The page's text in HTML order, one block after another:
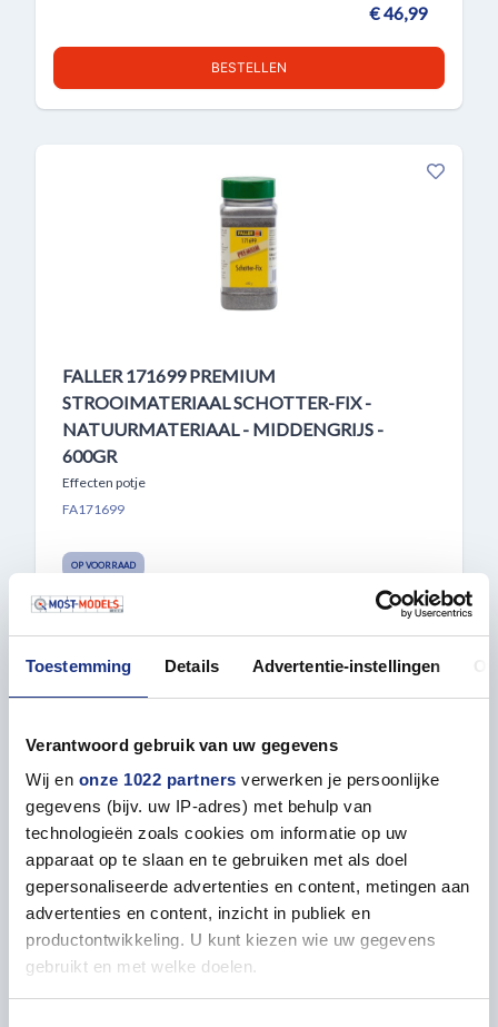
Toestemming Details Advertentie-instellingen
Verantwoord gebruik van uw gegevens
Wij en onze 1022 partners verwerken je persoonlijke
gegevens (bijv. uw IP-adres) met behulp van
technologieën zoals cookies om informatie op uw
apparaat op te slaan en te gebruiken met als doel
gepersonaliseerde advertenties en content, metingen aan
advertenties en content, inzicht in publiek en
productontwikkeling. U kunt kiezen wie uw gegevens
gebruikt en met welke doelen.
€ 46,99
BESTELLEN
FALLER 171699 PREMIUM
STROOIMATERIAAL SCHOTTER-FIX -
NATUURMATERIAAL - MIDDENGRIJS -
600GR
Effecten potje
FA171699
OP VOORRAAD
€ 21,15
VALLEJO 26231 SCHUIM SNEEUW VOOR